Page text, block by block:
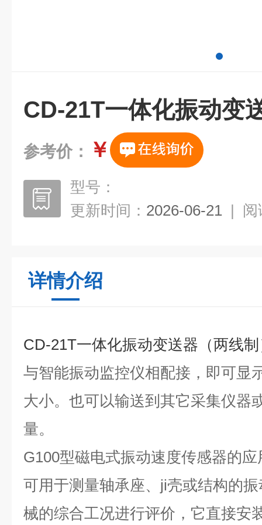
CD-21T一体化振动变
参考价： ￥
型号：
更新时间： 2026-06-21 | 阅
详情介绍
CD-21T一体化振动变送器（两线
与智能振动监控仪相配接，即可显
大小。也可以输送到其它采集仪器
量。
G100型磁电式振动速度传感器的应
可用于测量轴承座、 ji壳或结构的振
械的综合工况进行评价，它直接安